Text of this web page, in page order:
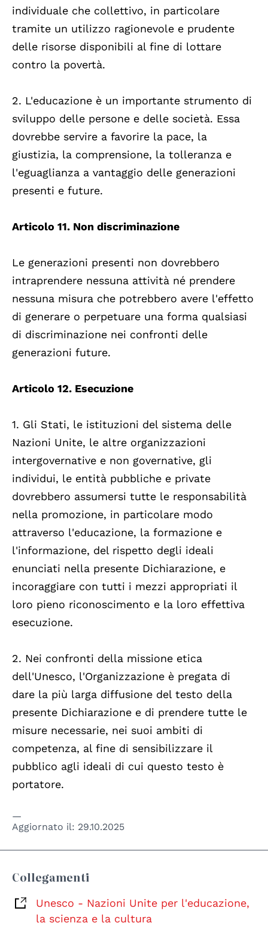
individuale che collettivo, in particolare
tramite un utilizzo ragionevole e prudente
delle risorse disponibili al fine di lottare
contro la povertà.
2. L'educazione è un importante strumento di
sviluppo delle persone e delle società. Essa
dovrebbe servire a favorire la pace, la
giustizia, la comprensione, la tolleranza e
l'eguaglianza a vantaggio delle generazioni
presenti e future.
Articolo 11. Non discriminazione
Le generazioni presenti non dovrebbero
intraprendere nessuna attività né prendere
nessuna misura che potrebbero avere l'effetto
di generare o perpetuare una forma qualsiasi
di discriminazione nei confronti delle
generazioni future.
Articolo 12. Esecuzione
1. Gli Stati, le istituzioni del sistema delle
Nazioni Unite, le altre organizzazioni
intergovernative e non governative, gli
individui, le entità pubbliche e private
dovrebbero assumersi tutte le responsabilità
nella promozione, in particolare modo
attraverso l'educazione, la formazione e
l'informazione, del rispetto degli ideali
enunciati nella presente Dichiarazione, e
incoraggiare con tutti i mezzi appropriati il
loro pieno riconoscimento e la loro effettiva
esecuzione.
2. Nei confronti della missione etica
dell'Unesco, l'Organizzazione è pregata di
dare la più larga diffusione del testo della
presente Dichiarazione e di prendere tutte le
misure necessarie, nei suoi ambiti di
competenza, al fine di sensibilizzare il
pubblico agli ideali di cui questo testo è
portatore.
Aggiornato il: 29.10.2025
Collegamenti
Unesco - Nazioni Unite per l'educazione,
la scienza e la cultura